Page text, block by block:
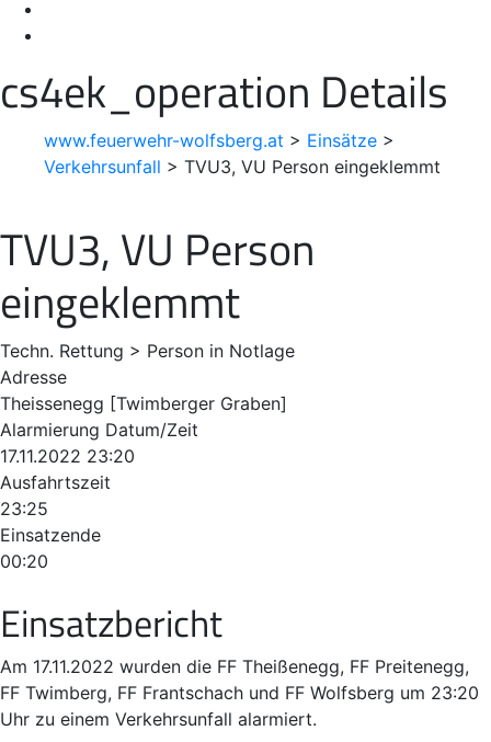
cs4ek_operation Details
www.feuerwehr-wolfsberg.at > Einsätze >
Verkehrsunfall > TVU3, VU Person eingeklemmt
TVU3, VU Person
eingeklemmt
Techn. Rettung > Person in Notlage
Adresse
Theissenegg [Twimberger Graben]
Alarmierung Datum/Zeit
17.11.2022 23:20
Ausfahrtszeit
23:25
Einsatzende
00:20
Einsatzbericht
Am 17.11.2022 wurden die FF Theißenegg, FF Preitenegg,
FF Twimberg, FF Frantschach und FF Wolfsberg um 23:20
Uhr zu einem Verkehrsunfall alarmiert.